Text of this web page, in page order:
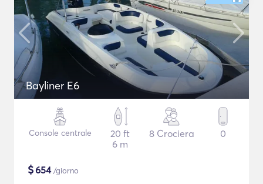
Bayliner E6
Console centrale
20 ft
6 m
8 Crociera 0
$654/giorno